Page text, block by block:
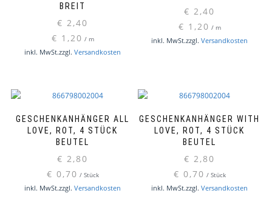
BREIT
€ 2,40
€ 1,20 / m
inkl. MwSt.zzgl. Versandkosten
€ 2,40
€ 1,20 / m
inkl. MwSt.zzgl. Versandkosten
GESCHENKANHÄNGER ALL
LOVE, ROT, 4 STÜCK
BEUTEL
€ 2,80
€ 0,70 / Stück
inkl. MwSt.zzgl. Versandkosten
GESCHENKANHÄNGER WITH
LOVE, ROT, 4 STÜCK
BEUTEL
€ 2,80
€ 0,70 / Stück
inkl. MwSt.zzgl. Versandkosten